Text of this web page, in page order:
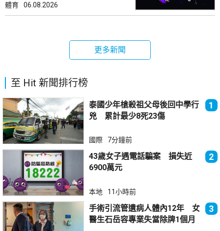
體育 06.08.2026
更多新聞
至 Hit 新聞排行榜
泰國少年槍殺祖父母後回中學行
兇 累計最少8死23傷
1
國際 7分鐘前
43歲女子遇電話騙案 損失近
6900萬元
2
本地 11小時前
手術引流管遺病人體內12年 女
醫生石岳容專業失當除牌1個月
3